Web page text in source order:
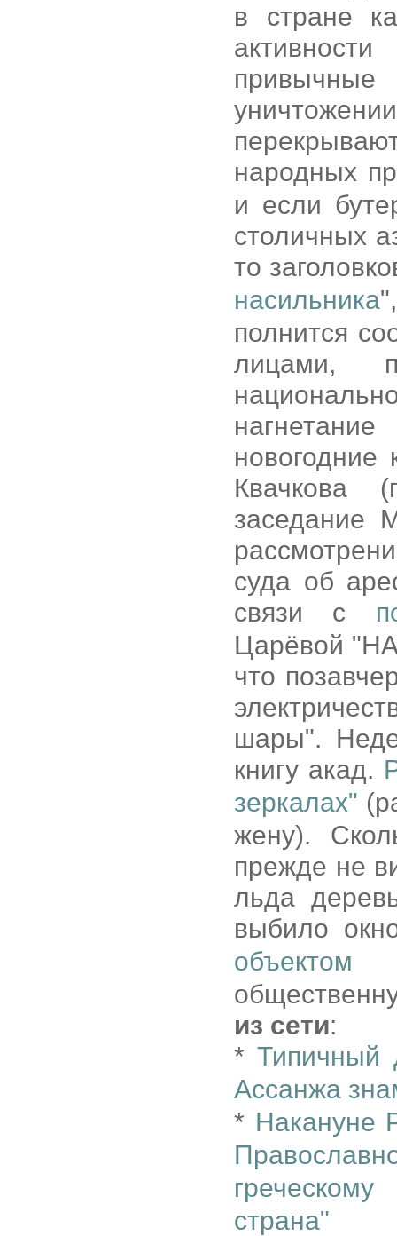
в стране
народных
и если
столичных
то
насильника
полнится
лицами,
Квачкова
заседание
суда об
связи с
Царёвой
что
шары".
книгу акад.
зеркалах"
жену).
прежде не
льда
выбило
объектом
из сети:
*Типичный
Ассанжа
* Накануне
страна"